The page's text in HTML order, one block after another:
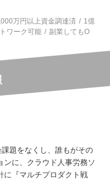
万円以上資金調達済
1億
ワーク可能
副業してもO
題をなくし、誰もがその
ンに、クラウド人事労務ソ
に『マルチプロダクト戦